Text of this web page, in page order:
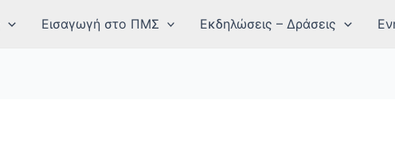
Εισαγωγή στο ΠΜΣ Εκδηλώσεις – Δράσεις